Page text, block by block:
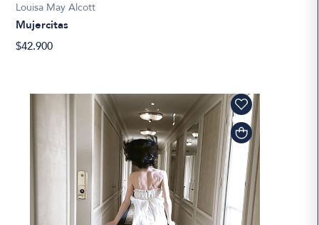
Louisa May Alcott
Mujercitas
$42.900